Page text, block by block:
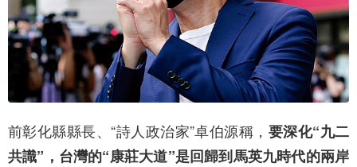
前彰化縣縣長、“詩人政治家”卓伯源稱， 要深化“九二
共識”，台灣的“康莊大道”是回歸到馬英九時代的兩岸